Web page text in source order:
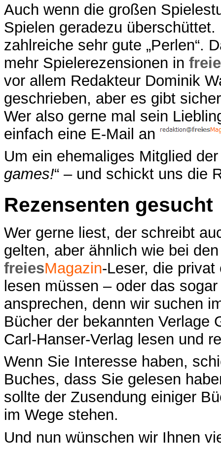
Auch wenn die großen
Spielen geradezu
zahlreiche sehr gute „Perlen“.
mehr Spielerezensionen in
vor allem Redakteur Dominik
geschrieben, aber es gibt
Wer also gerne mal sein
einfach eine E-Mail an
Um ein ehemaliges Mitglied
games!“ – und schickt uns die
Rezensenten gesucht
Wer gerne liest, der schreibt
gelten, aber ähnlich wie bei
freiesMagazin-Leser, die
lesen müssen – oder das
ansprechen, denn wir suchen
Bücher der bekannten Verlage
Carl-Hanser-Verlag lesen und
Wenn Sie Interesse haben,
Buches, dass Sie gelesen
sollte der Zusendung einiger
im Wege stehen.
Und nun wünschen wir Ihnen